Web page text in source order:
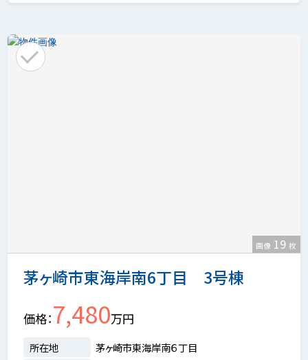
茅ヶ崎市東海岸南6丁目 3号棟
画像 19 枚
価格 7,480万円
所在地
茅ヶ崎市東海岸南６丁目